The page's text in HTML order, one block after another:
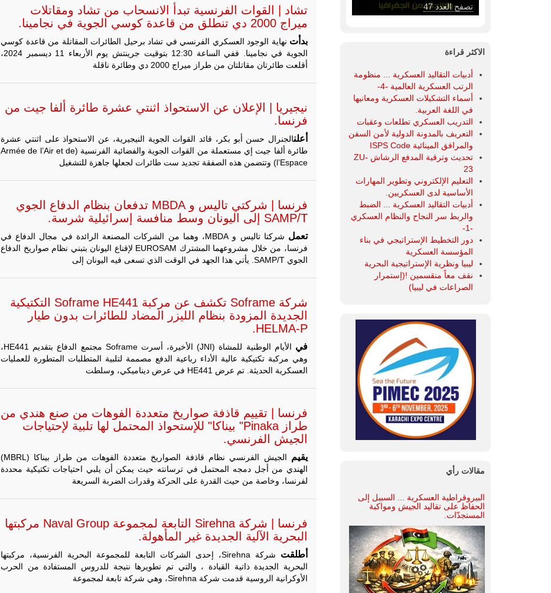
تشاد | القوات الفرنسية تبدأ الانسحاب من تشاد ومقاتلات
ميراج 2000 دي تنطلق من قاعدة كوسي الجوية في نجامينا.
بدأت نهاية الوجود العسكري الفرنسي في تشاد برحيل الطائرات المقاتلة من قاعدة كوسي
الجوية في نجامينا. ففي الساعة 12:30 بتوقيت جرينتش يوم الأربعاء 11 ديسمبر 2024،
أقلعت طائرتان مقاتلتان من طراز ميراج 2000 دي وطائرة ناقلة
نيجيريا | الإعلان عن الاستحواذ اثنتي عشرة طائرة ألفا جيت من
فرنسا.
أعلنالجنرال حسن أبو بكر، قائد القوات الجوية النيجيرية، عن الاستحواذ على اثنتي عشرة
طائرة ألفا جيت إي مستعملة من القوات الجوية والفضائية الفرنسية (Armée de l’Air et de
l’Espace) وتتضمن هذه الصفقة تجديد ست طائرات لجعلها جاهزة للتشغيل
فرنسا | شركتي تاليس و MBDA تدفعان بنظام الدفاع الجوي
SAMP/T إلى اليونان وسط منافسة إسرائيلية شرسة.
تعمل
شركتا تاليس و MBDA، وهما من الشركات المصنعة الرائدة في مجال الدفاع في
فرنسا، من خلال مشروعهما المشترك EUROSAM لإقناع اليونان بتبني نظام صواريخ الدفاع
الجوي SAMP/T. يأتي هذا الجهد في الوقت الذي تسعى فيه اليونان إلى
شركة Soframe تكشف عن مركبة Soframe HE441 التكتيكية
الجديدة المزودة بنظام الليزر المضاد للطائرات بدون طيار
HELMA-P.
في
الأيام الوطنية للمشاة (JNI) الأخيرة، أسرت Soframe مجتمع الدفاع بتقديم HE441،
وهي مركبة تكتيكية عالية الأداء رباعية الدفع مصممة لتلبية المتطلبات المتطورة للعمليات
العسكرية الحديثة. تم عرض HE441 في عرض ديناميكي، وسلطت
فرنسا | تقييم قاذفة صواريخ متعددة الفوهات من صنع هندي من
طراز Pinaka" بيناكا" للإستحواذ المحتمل لها تلبية لإحتياجات
الجيش الفرنسي.
يقيم
الجيش الفرنسي نظام قاذفة الصواريخ متعددة الفوهات من طراز بيناكا (MBRL)
الهندي من أجل دمجه المحتمل في ترسانته حيث يمكن أن يلبي احتياجات تكتيكية محددة
لفرنسا، وخاصة من حيث القدرة على الحركة وقدرات الضربة السريعة
فرنسا | شركة Sirehna التابعة لمجموعة Naval Group مركبتها
البحرية الآلية الجديدة غير المأهولة.
أطلقت
شركة Sirehna، إحدى الشركات التابعة للمجموعة البحرية الفرنسية، مركبتها
البحرية الجديدة ذاتية القيادة ، والتي تم تطويرها نتيجة للدروس المستفادة من الحرب
الأوكرانية الروسية قدمت شركة Sirehna، وهي شركة تابعة لمجموعة
تصفح العدد 47
الاكثر قراءة
أدبيات التقاليد العسكرية ... منظومة
الرتب العسكرية العالمية -4-
أسماء التشكيلات العسكرية ومعانيها
في اللغة العربية.
التدريب العسكري تطلعات وعقبات
التعريف بالمدونة الدولية لأمن السفن
والمرافق المينائية ISPS Code
تحديث وترقية المدفع الرشاش ZU-
23
التعليم الإلكتروني وتطوير المهارات
الأساسية لدى العسكريين.
أدبيات التقاليد العسكرية ... الضبط
والربط سر النجاح والنظام العسكري
-1-
دور التخطيط الإستراتيجي في بناء
المؤسسة العسكرية
ليبيا ونظرية الإستراتيجية البحرية
نقف معاً منقسمين !(إستمرار
الصراعات في ليبيا)
مقالات رأي
البيروقراطية العسكرية ... السبيل إلى
الحفاظ على تقاليد الجيش ومواكبة
المستجدّات.